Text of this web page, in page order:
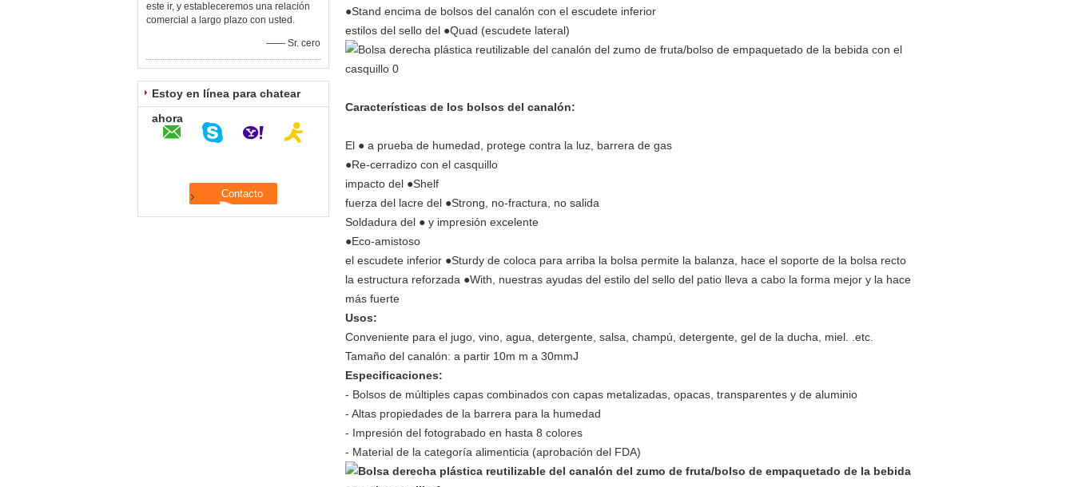
este ir, y estableceremos una relación
comercial a largo plazo con usted.
—— Sr. cero
Estoy en línea para chatear
ahora
●Stand encima de bolsos del canalón con el escudete inferior
estilos del sello del ●Quad (escudete lateral)
Características de los bolsos del canalón:
El ● a prueba de humedad, protege contra la luz, barrera de gas
●Re-cerradizo con el casquillo
impacto del ●Shelf
fuerza del lacre del ●Strong, no-fractura, no salida
Soldadura del ● y impresión excelente
●Eco-amistoso
el escudete inferior ●Sturdy de coloca para arriba la bolsa permite la balanza, hace el soporte de la bolsa recto
la estructura reforzada ●With, nuestras ayudas del estilo del sello del patio lleva a cabo la forma mejor y la hace
más fuerte
Usos:
Conveniente para el jugo, vino, agua, detergente, salsa, champú, detergente, gel de la ducha, miel. .etc.
Tamaño del canalón: a partir 10m m a 30mmJ
Especificaciones:
- Bolsos de múltiples capas combinados con capas metalizadas, opacas, transparentes y de aluminio
- Altas propiedades de la barrera para la humedad
- Impresión del fotograbado en hasta 8 colores
- Material de la categoría alimenticia (aprobación del FDA)